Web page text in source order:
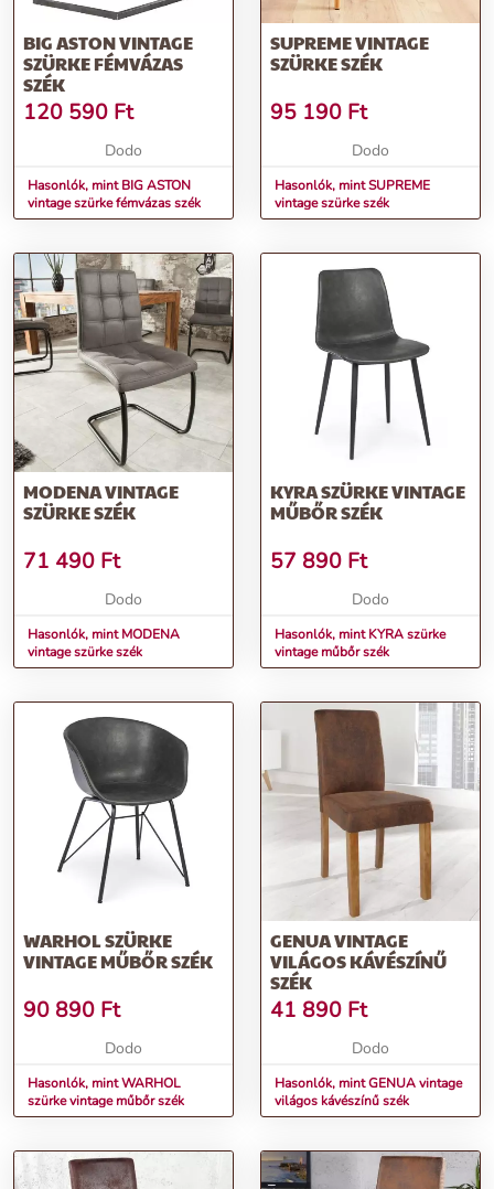
BIG ASTON VINTAGE
SZÜRKE FÉMVÁZAS
SZÉK
120 590 Ft
Dodo
Hasonlók, mint BIG ASTON
vintage szürke fémvázas szék
SUPREME VINTAGE
SZÜRKE SZÉK
95 190 Ft
Dodo
Hasonlók, mint SUPREME
vintage szürke szék
MODENA VINTAGE
SZÜRKE SZÉK
71 490 Ft
Dodo
Hasonlók, mint MODENA
vintage szürke szék
KYRA SZÜRKE VINTAGE
MŰBŐR SZÉK
57 890 Ft
Dodo
Hasonlók, mint KYRA szürke
vintage műbőr szék
WARHOL SZÜRKE
VINTAGE MŰBŐR SZÉK
90 890 Ft
Dodo
Hasonlók, mint WARHOL
szürke vintage műbőr szék
GENUA VINTAGE
VILÁGOS KÁVÉSZÍNŰ
SZÉK
41 890 Ft
Dodo
Hasonlók, mint GENUA vintage
világos kávészínű szék